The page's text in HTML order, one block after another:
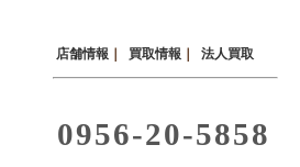
店舗情報 ｜ 買取情報 ｜ 法人買取
0956-20-5858